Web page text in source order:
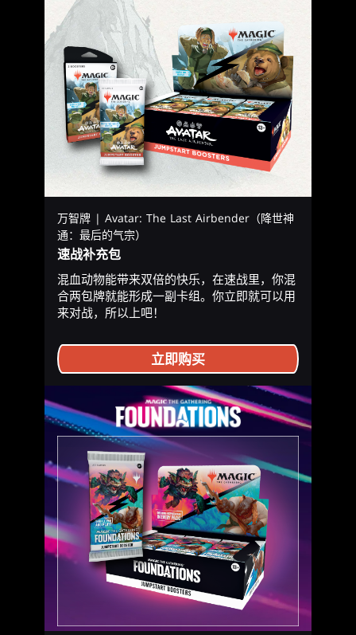
万智牌 | Avatar: The Last Airbender（降世神
通：最后的气宗）
速战补充包
混血动物能带来双倍的快乐，在速战里，你混
合两包牌就能形成一副卡组。你立即就可以用
来对战，所以上吧！
立即购买